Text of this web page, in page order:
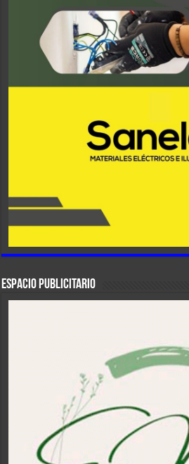
ESPACIO PUBLICITARIO